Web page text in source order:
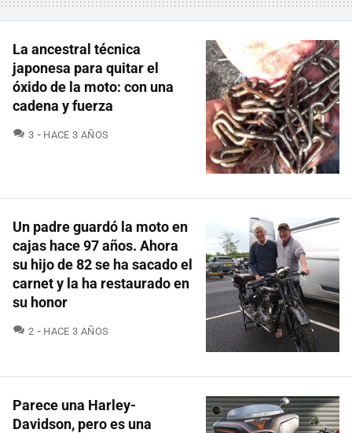
La ancestral técnica
japonesa para quitar el
óxido de la moto: con una
cadena y fuerza
3 COMENTARIOS
HACE 3 AÑOS
Un padre guardó la moto en
cajas hace 97 años. Ahora
su hijo de 82 se ha sacado el
carnet y la ha restaurado en
su honor
2 COMENTARIOS
HACE 3 AÑOS
Parece una Harley-
Davidson, pero es una